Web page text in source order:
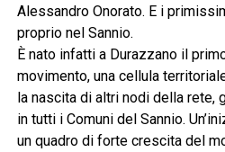
Alessandro Onorato. E i
proprio nel Sannio.
È nato infatti a Durazzano il
movimento, una cellula
la nascita di altri nodi della rete,
in tutti i Comuni del Sannio.
un quadro di forte crescita del